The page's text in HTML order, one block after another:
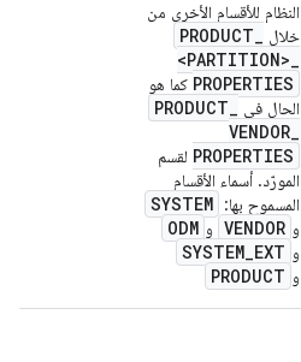
النظام للأقسام الأخرى من
خلال
PRODUCT_
<PARTITION>_
PROPERTIES كما هو
الحال في
PRODUCT_
VENDOR_
PROPERTIES لقسم
المورّد. أسماء الأقسام
المسموح بها: SYSTEM
و VENDOR و ODM
و SYSTEM_EXT
و PRODUCT